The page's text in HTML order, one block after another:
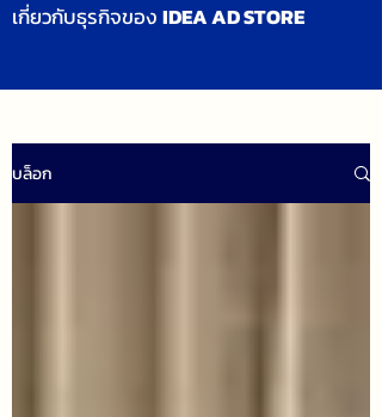
เกี่ยวกับธุรกิจของIDEA AD STORE
บล็อก